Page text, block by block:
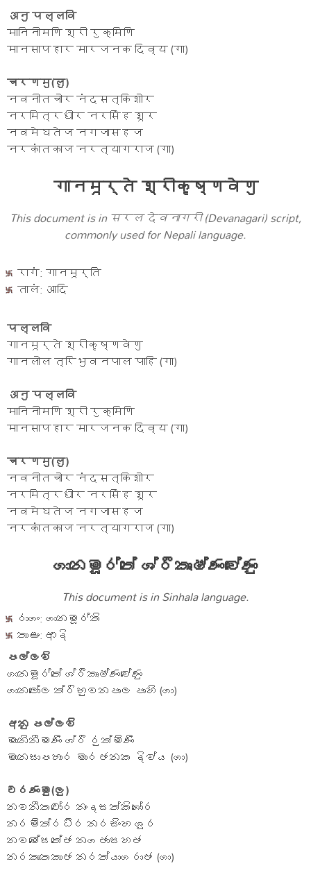
अनु पल्लवि
मानिनीमणि श्री रुक्मिणि
मानसापहार मारजनक दिव्य (गा)
चरणमु(लु)
नवनीतचोर नंदसत्किशोर
नरमित्रधीर नरसिंह शूर
नवमेघतेज नगजासहज
नरकांतकाज नरत्यागराज (गा)
गानमूर्ते श्रीकृष्णवेणु
This document is in सरल देवनागरी (Devanagari) script,
commonly used for Nepali language.
रागं: गानमूर्ति
तालं: आदि
पल्लवि
गानमूर्ते श्रीकृष्णवेणु
गानलोल त्रिभुवनपाल पाहि (गा)
अनु पल्लवि
मानिनीमणि श्री रुक्मिणि
मानसापहार मारजनक दिव्य (गा)
चरणमु(लु)
नवनीतचोर नंदसत्किशोर
नरमित्रधीर नरसिंह शूर
नवमेघतेज नगजासहज
नरकांतकाज नरत्यागराज (गा)
ගානමූර්තේ ශ්රීකෘෂ්ණවේණු
This document is in Sinhala language.
රාගං: ගානමූර්ති
තාළං: ආදි
පල්ලවි
ගානමූර්තේ ශ්රීකෘෂ්ණවේණු
ගානලෝල ත්රිභුවනපාල පාහි (ගා)
අනු පල්ලවි
මානිනීමණි ශ්රී රුක්මිණි
මානසාපහාර මාරජනක දිව්ය (ගා)
චරණමු(ලු)
නවනීතචෝර නංදසත්කිශෝර
නරමිත්රධීර නරසිංහ ශූර
නවමේඝතේජ නගජාසහජ
නරකාංතකාජ නරත්යාගරාජ (ගා)